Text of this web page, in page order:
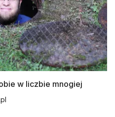
w liczbie mnogiej